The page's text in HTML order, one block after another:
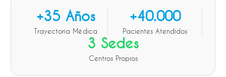
+35 Años
Trayectoria Médica
+40.000
Pacientes Atendidos
3 Sedes
Centros Propios